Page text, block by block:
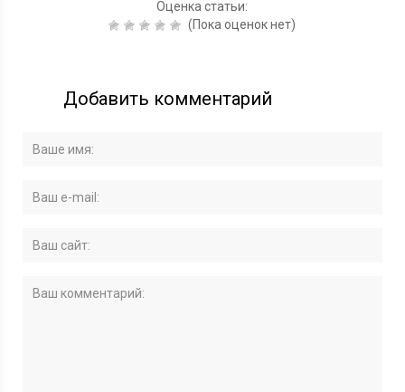
Оценка статьи:
(Пока оценок нет)
Добавить комментарий